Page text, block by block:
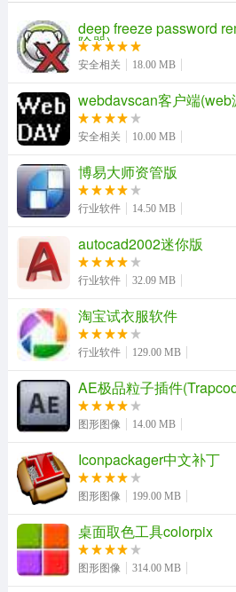
高德地图周星星经典语音包，让
高德地图周星驰语言包亮点优势
深耕地图领域多年，保障地点、
率；
全国各城市离线地图、离线导航
准确数据的同时还能节省90%流量。
主要功能
步行规划再升级，室内室外全程规
超强公交规划能力，优质路线唾手
语音搜索轻松查询路线，出行再无
用户测评
此次加入周星星导航语音，更加让
了使用高德地图导航的动力，周
经典台词也在小编驾车过程中时
车过程中十分欢乐，也不觉得疲
是很容易让用户所接受并喜爱的。
deep freeze password
除器)
安全相关 18.00 MB
webdavscan客户端(web
安全相关 10.00 MB
博易大师资管版
行业软件 14.50 MB
autocad2002迷你版
行业软件 32.09 MB
淘宝试衣服软件
行业软件 129.00 MB
AE极品粒子插件
图形图像 14.00 MB
Iconpackager中文补丁
图形图像 199.00 MB
桌面取色工具colorpix
图形图像 314.00 MB